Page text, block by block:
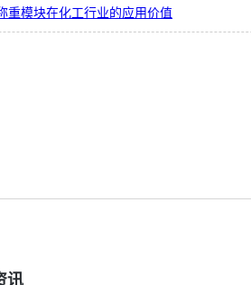
重模块在化工行业的应用价值
讯